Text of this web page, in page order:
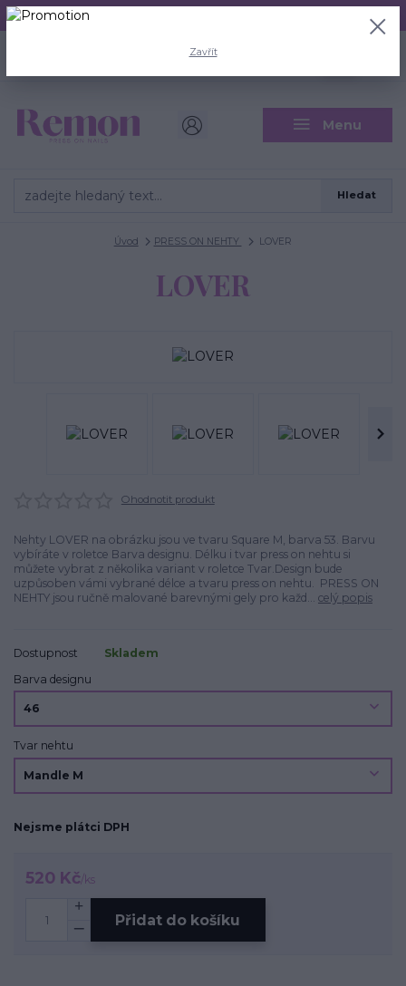
Aktuální doba odeslání je 3 - 5 pracovních dní.
Menu
CZK
Hledat
Úvod PRESS ON NEHTY LOVER
LOVER
Ohodnotit produkt
Nehty LOVER na obrázku jsou ve tvaru Square M, barva 53. Barvu
vybíráte v roletce Barva designu. Délku i tvar press on nehtu si
můžete vybrat z několika variant v roletce Tvar.Design bude
uzpůsoben vámi vybrané délce a tvaru press on nehtu. PRESS ON
NEHTY jsou ručně malované barevnými gely pro každ... celý popis
Dostupnost
Skladem
Barva designu
Tvar nehtu
Nejsme plátci DPH
520 Kč/ks
Přidat do košíku
Zavřít